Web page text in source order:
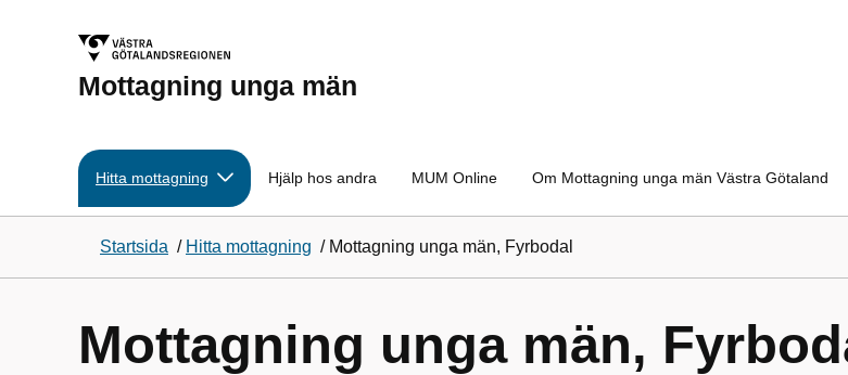
Mottagning unga män
Hitta mottagning Hjälp hos andra MUM Online Om Mottagning unga män Västra Götaland
Startsida / Hitta mottagning / Mottagning unga män, Fyrbodal
Mottagning unga män,